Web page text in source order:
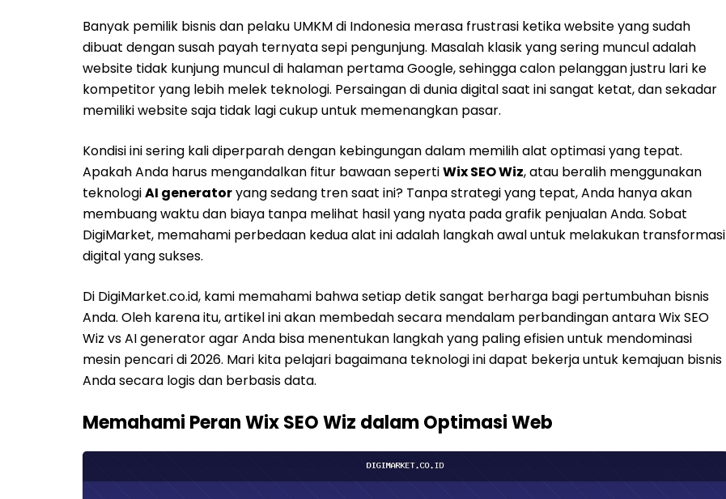
Banyak pemilik bisnis dan pelaku UMKM di Indonesia merasa frustrasi ketika website yang sudah
dibuat dengan susah payah ternyata sepi pengunjung. Masalah klasik yang sering muncul adalah
website tidak kunjung muncul di halaman pertama Google, sehingga calon pelanggan justru lari ke
kompetitor yang lebih melek teknologi. Persaingan di dunia digital saat ini sangat ketat, dan sekadar
memiliki website saja tidak lagi cukup untuk memenangkan pasar.
Kondisi ini sering kali diperparah dengan kebingungan dalam memilih alat optimasi yang tepat.
Apakah Anda harus mengandalkan fitur bawaan sepertiWix SEO Wiz, atau beralih menggunakan
teknologiAI generatoryang sedang tren saat ini? Tanpa strategi yang tepat, Anda hanya akan
membuang waktu dan biaya tanpa melihat hasil yang nyata pada grafik penjualan Anda. Sobat
DigiMarket, memahami perbedaan kedua alat ini adalah langkah awal untuk melakukan transformasi
digital yang sukses.
Di DigiMarket.co.id, kami memahami bahwa setiap detik sangat berharga bagi pertumbuhan bisnis
Anda. Oleh karena itu, artikel ini akan membedah secara mendalam perbandingan antara Wix SEO
Wiz vs AI generator agar Anda bisa menentukan langkah yang paling efisien untuk mendominasi
mesin pencari di 2026. Mari kita pelajari bagaimana teknologi ini dapat bekerja untuk kemajuan bisnis
Anda secara logis dan berbasis data.
Memahami Peran Wix SEO Wiz dalam Optimasi Web